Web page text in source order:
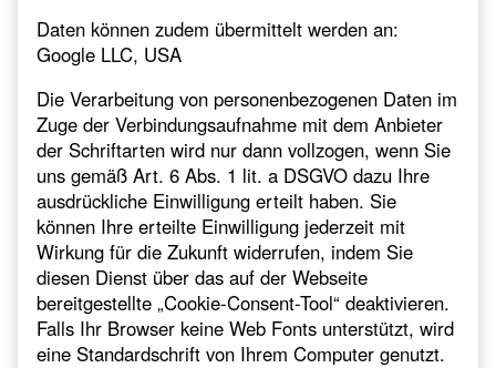
Daten können zudem übermittelt werden an:
Google LLC, USA
Die Verarbeitung von personenbezogenen Daten im
Zuge der Verbindungsaufnahme mit dem Anbieter
der Schriftarten wird nur dann vollzogen, wenn Sie
uns gemäß Art. 6 Abs. 1 lit. a DSGVO dazu Ihre
ausdrückliche Einwilligung erteilt haben. Sie
können Ihre erteilte Einwilligung jederzeit mit
Wirkung für die Zukunft widerrufen, indem Sie
diesen Dienst über das auf der Webseite
bereitgestellte „Cookie-Consent-Tool“ deaktivieren.
Falls Ihr Browser keine Web Fonts unterstützt, wird
eine Standardschrift von Ihrem Computer genutzt.